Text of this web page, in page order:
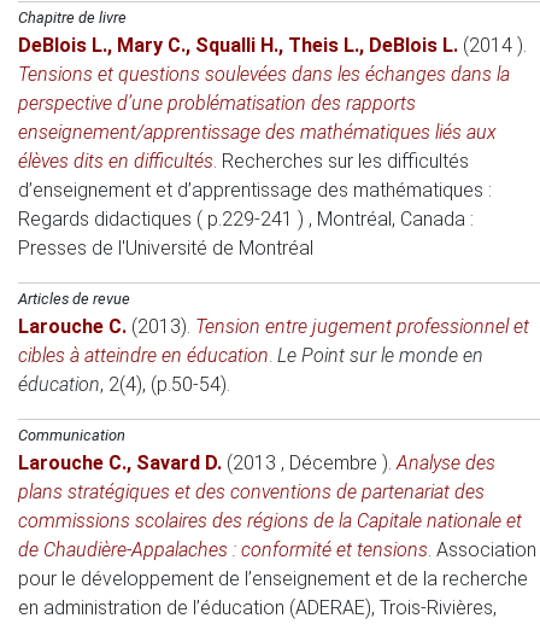
Chapitre de livre
DeBlois L., Mary C., Squalli H., Theis L., DeBlois L. (2014 ).
Tensions et questions soulevées dans les échanges dans la
perspective d’une problématisation des rapports
enseignement/apprentissage des mathématiques liés aux
élèves dits en difficultés. Recherches sur les difficultés
d’enseignement et d’apprentissage des mathématiques :
Regards didactiques ( p.229-241 ) , Montréal, Canada :
Presses de l'Université de Montréal
Articles de revue
Larouche C. (2013). Tension entre jugement professionnel et
cibles à atteindre en éducation. Le Point sur le monde en
éducation, 2(4), (p.50-54).
Communication
Larouche C., Savard D. (2013 , Décembre ).Analyse des
plans stratégiques et des conventions de partenariat des
commissions scolaires des régions de la Capitale nationale et
de Chaudière-Appalaches : conformité et tensions. Association
pour le développement de l’enseignement et de la recherche
en administration de l’éducation (ADERAE), Trois-Rivières,